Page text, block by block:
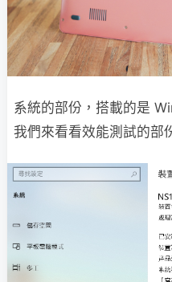
系統的部份，搭載的是
我們來看看效能測試的部